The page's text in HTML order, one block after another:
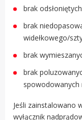
brak
brak
widełkowego/
brak
brak
spowodowanych
Jeśli zainstalowano
wyłącznik